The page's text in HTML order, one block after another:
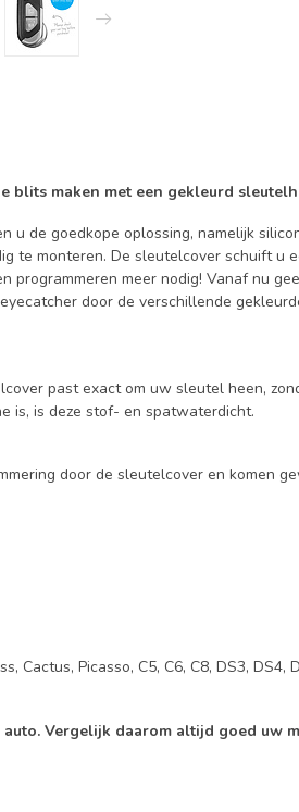
blits maken met een gekleurd
u de goedkope oplossing, namelijk
te monteren. De sleutelcover schuift u
programmeren meer nodig! Vanaf nu
door de verschillende
past exact om uw sleutel heen,
is, is deze stof- en spatwaterdicht.
door de sleutelcover en komen
Cactus, Picasso, C5, C6, C8, DS3, DS4,
Vergelijk daarom altijd goed uw